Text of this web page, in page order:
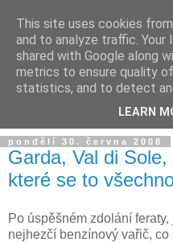
pondělí 30. června 2008
Garda, Val di
které se to
Po úspěšném zdolání
nejhezčí benzínový vařič,
This site uses cookies
and to analyze traffic. Your
shared with Google along
metrics to ensure quality
statistics, and to detect
LEARN